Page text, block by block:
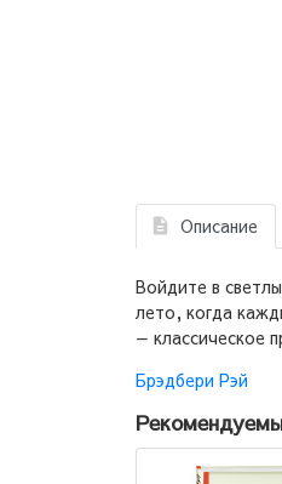
Описание
Войдите в
лето, когда
— классическое
Брэдбери Рэй